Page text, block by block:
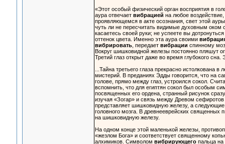
«Этот особый физический орган восприятия в
аура отвечает вибрацией на любое
проявляющемся в акте осознания, свет этой
чуть ли не пересчитать видимые духовным оком
касаетесь своей руки; не успеете вы
оттенок цвета. Именно эта аура своими
вибрировать, передает вибрации спинному
Вокруг шишковидной железы постоянно пляшут
Третий глаз открыт даже во время глубокого
...Тайна третьего глаза прекрасно
мистерий. В преданиях Эдды говорится, что на
голове, прямо между глаз, устроился сокол.
вспомнить, что для египтян сокол был особым
посвященных его ордена, странный рисунок
изучая «Зогар» и связь между Древом
представляет шишковидную железу, а
головного мозга. В древнееврейских священных
на шишковидную железу.
На одном конце этой маленькой железы,
«жезлом Бога» и соответствует священному
алхимиков. Символом вибрирующегопальца на